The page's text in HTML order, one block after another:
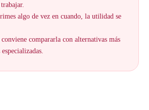
algo de vez en cuando, la utilidad se
compararla con alternativas más